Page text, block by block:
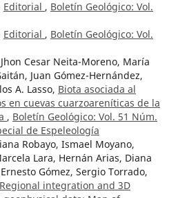
Editorial , Boletín Geológico: Vol.
Editorial , Boletín Geológico: Vol.
Cesar Neita-Moreno, María
Juan Gómez-Hernández,
A. Lasso, Biota asociada al
en cuevas cuarzoareníticas de la
, Boletín Geológico: Vol. 51 Núm.
de Espeleología
Robayo, Ismael Moyano,
Lara, Hernán Arias, Diana
Gómez, Sergio Torrado,
Regional integration and 3D